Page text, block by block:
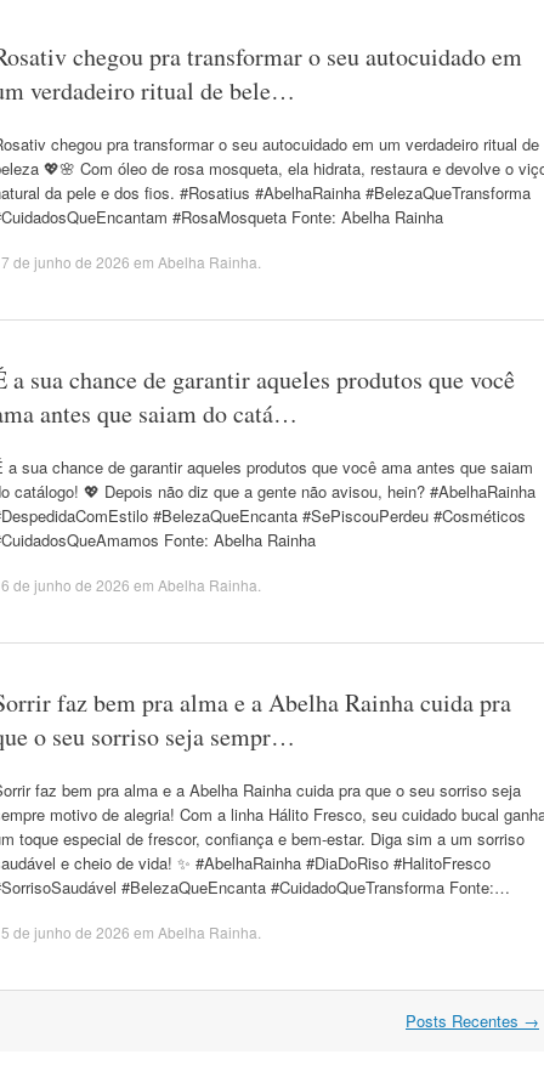
chegou pra transformar o seu autocuidado em
verdadeiro ritual de bele…
chegou pra transformar o seu autocuidado em um verdadeiro ritual de
💖🌸 Com óleo de rosa mosqueta, ela hidrata, restaura e devolve o
da pele e dos fios. #Rosatius #AbelhaRainha #BelezaQueTransforma
#RosaMosqueta Fonte: Abelha Rainha
de junho de 2026 em Abelha Rainha
a sua chance de garantir aqueles produtos que você
antes que saiam do catá…
a sua chance de garantir aqueles produtos que você ama antes que saiam
catálogo! 💖 Depois não diz que a gente não avisou, hein? #AbelhaRainha
#BelezaQueEncanta #SePiscouPerdeu #Cosméticos
Fonte: Abelha Rainha
de junho de 2026 em Abelha Rainha
faz bem pra alma e a Abelha Rainha cuida pra
o seu sorriso seja sempr…
faz bem pra alma e a Abelha Rainha cuida pra que o seu sorriso seja
motivo de alegria! Com a linha Hálito Fresco, seu cuidado bucal
toque especial de frescor, confiança e bem-estar. Diga sim a um sorriso
e cheio de vida! ✨ #AbelhaRainha #DiaDoRiso #HalitoFresco
#BelezaQueEncanta #CuidadoQueTransforma Fonte:…
de junho de 2026 em Abelha Rainha
Posts Recentes →